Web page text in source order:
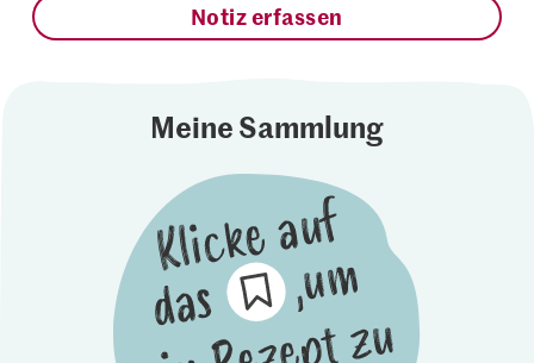
Notiz erfassen
Meine Sammlung